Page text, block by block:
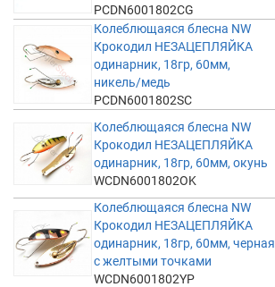
PCDN6001802CG
Колеблющаяся блесна NW
Крокодил НЕЗАЦЕПЛЯЙКА
одинарник, 18гр, 60мм,
никель/медь
PCDN6001802SC
Колеблющаяся блесна NW
Крокодил НЕЗАЦЕПЛЯЙКА
одинарник, 18гр, 60мм, окунь
WCDN6001802OK
Колеблющаяся блесна NW
Крокодил НЕЗАЦЕПЛЯЙКА
одинарник, 18гр, 60мм, черная
с желтыми точками
WCDN6001802YP